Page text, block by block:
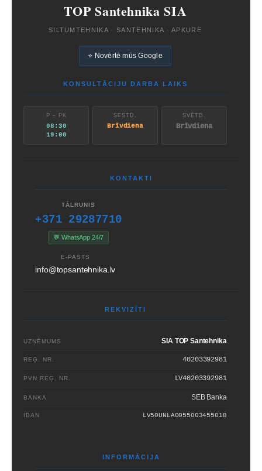
TOP Santehnika SIA
SILTUMTEHNIKA · SANTEHNIKA · APKURE
⭐ Novērtē mūs Google
KONSULTĀCIJU DARBA LAIKS
P – PK
08:30
19:00
SESTD.
Brīvdiena
SVĒTD.
Brīvdiena
KONTAKTI
TĀLRUNIS
+371 29287710
💬 WhatsApp 24/7
E-PASTS
info@topsantehnika.lv
REKVIZĪTI
UZŅĒMUMS SIA TOP Santehnika
REĢ. NR. 40203392981
PVN REĢ. NR. LV40203392981
BANKA SEB Banka
IBAN LV50UNLA0055003455018
INFORMĀCIJA